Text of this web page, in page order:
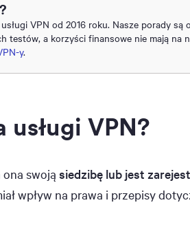
VPN od 2016 roku. Nasze porady są
testów, a korzyści finansowe nie mają na
y.
VPN?
ona swoją siedzibę lub jest
wpływ na prawa i przepisy